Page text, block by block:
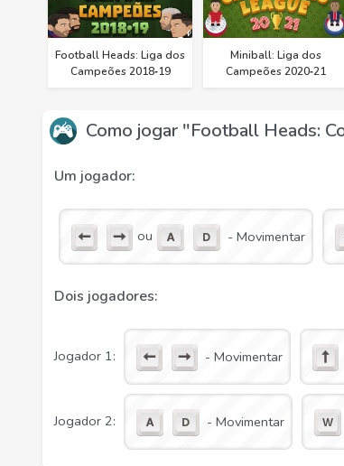
Football Heads: Liga dos
Campeões 2018‑19
Miniball: Liga dos
Campeões 2020‑21
Como jogar "Football Heads:
Um jogador:
ou - Movimentar
Dois jogadores:
Jogador 1: - Movimentar
Jogador 2: - Movimentar